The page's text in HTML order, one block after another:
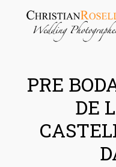
contenido
principalPRE
DE